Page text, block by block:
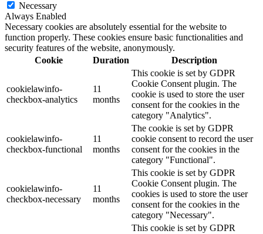
Necessary
Always Enabled
Necessary cookies are absolutely essential for the website to
function properly. These cookies ensure basic functionalities and
security features of the website, anonymously.
Cookie
Duration Description
cookielawinfo-
checkbox-analytics
11
months
This cookie is set by GDPR
Cookie Consent plugin. The
cookie is used to store the user
consent for the cookies in the
category "Analytics".
cookielawinfo-
checkbox-functional
11
months
The cookie is set by GDPR
cookie consent to record the user
consent for the cookies in the
category "Functional".
cookielawinfo-
checkbox-necessary
11
months
This cookie is set by GDPR
Cookie Consent plugin. The
cookies is used to store the user
consent for the cookies in the
category "Necessary".
This cookie is set by GDPR